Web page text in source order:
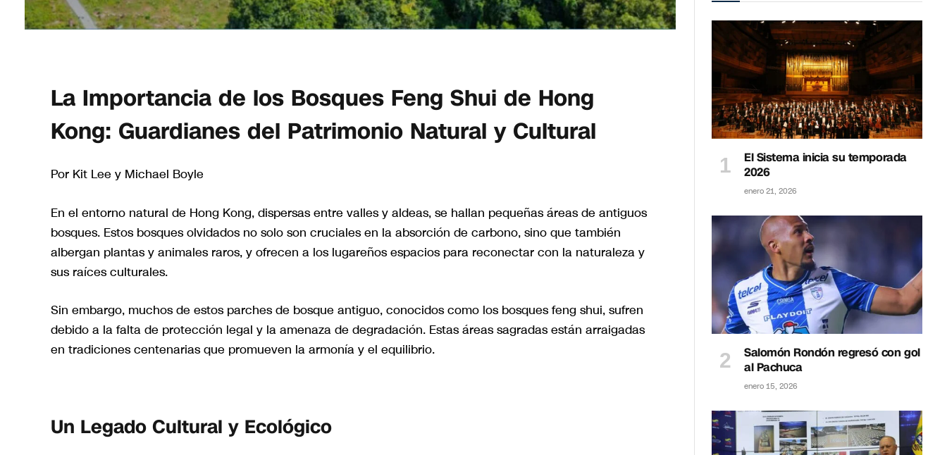
La Importancia de los Bosques Feng Shui de Hong
Kong: Guardianes del Patrimonio Natural y Cultural
Por Kit Lee y Michael Boyle
En el entorno natural de Hong Kong, dispersas entre valles y aldeas, se hallan pequeñas áreas de antiguos
bosques. Estos bosques olvidados no solo son cruciales en la absorción de carbono, sino que también
albergan plantas y animales raros, y ofrecen a los lugareños espacios para reconectar con la naturaleza y
sus raíces culturales.
Sin embargo, muchos de estos parches de bosque antiguo, conocidos como los bosques feng shui, sufren
debido a la falta de protección legal y la amenaza de degradación. Estas áreas sagradas están arraigadas
en tradiciones centenarias que promueven la armonía y el equilibrio.
Un Legado Cultural y Ecológico
El Sistema inicia su temporada
2026
enero 21, 2026
Salomón Rondón regresó con gol
al Pachuca
enero 15, 2026